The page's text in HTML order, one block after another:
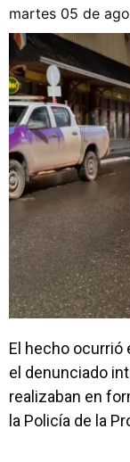
martes 05 de
El hecho ocurrió
el denunciado
realizaban en
la Policía de la